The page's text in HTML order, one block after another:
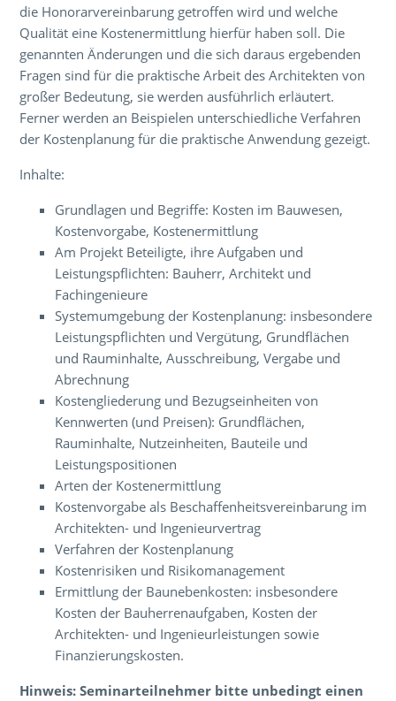
die Honorarvereinbarung getroffen wird und welche
Qualität eine Kostenermittlung hierfür haben soll. Die
genannten Änderungen und die sich daraus ergebenden
Fragen sind für die praktische Arbeit des Architekten von
großer Bedeutung, sie werden ausführlich erläutert.
Ferner werden an Beispielen unterschiedliche Verfahren
der Kostenplanung für die praktische Anwendung gezeigt.
Inhalte:
Grundlagen und Begriffe: Kosten im Bauwesen,
Kostenvorgabe, Kostenermittlung
Am Projekt Beteiligte, ihre Aufgaben und
Leistungspflichten: Bauherr, Architekt und
Fachingenieure
Systemumgebung der Kostenplanung: insbesondere
Leistungspflichten und Vergütung, Grundflächen
und Rauminhalte, Ausschreibung, Vergabe und
Abrechnung
Kostengliederung und Bezugseinheiten von
Kennwerten (und Preisen): Grundflächen,
Rauminhalte, Nutzeinheiten, Bauteile und
Leistungspositionen
Arten der Kostenermittlung
Kostenvorgabe als Beschaffenheitsvereinbarung im
Architekten- und Ingenieurvertrag
Verfahren der Kostenplanung
Kostenrisiken und Risikomanagement
Ermittlung der Baunebenkosten: insbesondere
Kosten der Bauherrenaufgaben, Kosten der
Architekten- und Ingenieurleistungen sowie
Finanzierungskosten.
Hinweis: Seminarteilnehmer bitte unbedingt einen